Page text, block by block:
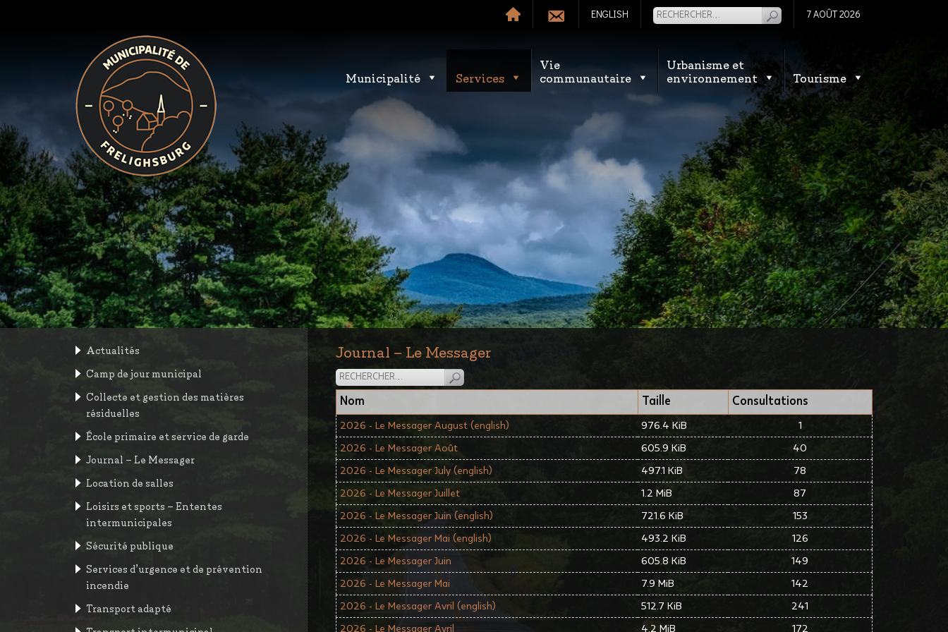
ENGLISH 7 AOÛT 2026
Municipalité Services
Vie
communautaire
Urbanisme et
environnement
Tourisme
Journal – Le Messager
Nom Taille Consultations
2026 - Le Messager August (english) 976.4 KiB 1
2026 - Le Messager Août 605.9 KiB 40
2026 - Le Messager July (english) 497.1 KiB 78
2026 - Le Messager Juillet 1.2 MiB 87
2026 - Le Messager Juin (english) 721.6 KiB 153
2026 - Le Messager Mai (english) 493.2 KiB 126
2026 - Le Messager Juin 605.8 KiB 149
2026 - Le Messager Mai 7.9 MiB 142
2026 - Le Messager Avril (english) 512.7 KiB 241
2026 - Le Messager Avril 4.2 MiB 172
Actualités
Camp de jour municipal
Collecte et gestion des matières
résiduelles
École primaire et service de garde
Journal – Le Messager
Location de salles
Loisirs et sports – Ententes
intermunicipales
Sécurité publique
Services d’urgence et de prévention
incendie
Transport adapté